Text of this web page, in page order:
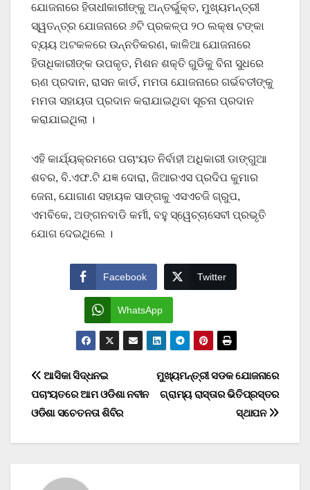
ଯୋଜନାରେ ହିତାଧୀକାରୀଙ୍କୁ ଅନ୍ତର୍ଭୁକ୍ତ, ମୁଖ୍ୟମନ୍ତ୍ରୀ
ସ୍ୱତନ୍ତ୍ର ଯୋଜନାରେ ୬ଟି ପ୍ରକଳ୍ପ ୨୦ ଲକ୍ଷ ଟଙ୍କା
ବ୍ୟୟ ଅଟକଳରେ ଉନ୍ନତିକରଣ, କାଳିଆ ଯୋଜନାରେ
ହିତାଧିକାରୀଙ୍କ ଉପକୃତ, ମିଶନ ଶକ୍ତି ଗୁଡିକୁ ବିନା ସୁଧରେ
ଋଣ ପ୍ରଦାନ, ରାସନ କାର୍ଡ, ମମତା ଯୋଜନାରେ ଗର୍ଭବତୀଙ୍କୁ
ମମତା ସହାୟତା ପ୍ରଦାନ କରାଯାଇଥିବା ସୂଚନା ପ୍ରଦାନ
କରାଯାଇଥିଲା ।
ଏହି କାର୍ଯ୍ୟକ୍ରମରେ ପଚାଂୟତ ନିର୍ବାହୀ ଅଧିକାରୀ ଡାଙ୍ଗୁଆ
ଶବର, ବି.ଏଫ.ଟି ଯଜ୍ଞ ଦୋରା, ଜିଆରଏସ ପ୍ରଦିପ କୁମାର
ଜେନା, ଯୋଗାଣ ସହାୟକ ସାଙ୍ଗକୁ ଏସଏଚଜି ଗ୍ରୁପ,
ଏମବିକେ, ଅଙ୍ଗନବାଡି କର୍ମୀ, ବହୁ ସ୍ୱେଚ୍ଚାସେବୀ ପ୍ରଭୃତି
ଯୋଗ ଦେଇଥିଲେ ।
Facebook Twitter
WhatsApp
Post
navigation
ମୁଖ୍ୟମନ୍ତ୍ରୀ ସଡକ ଯୋଜନାରେ
ଗ୍ରାମ୍ୟ ରାସ୍ତାର ଭିତିପ୍ରସ୍ତର
ସ୍ଥାପନ
ଆସିକା ସିଦ୍ଧନଇ
ପଚାଂୟତରେ ଆମ ଓଡିଶା ନବୀନ
ଓଡିଶା ସଚେତନତା ଶିବିର